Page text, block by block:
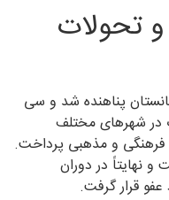
تحولات
پناهنده شد و سی
در شهرهای مختلف
فرهنگی و مذهبی پرداخت.
در دوران
قرار گرفت.